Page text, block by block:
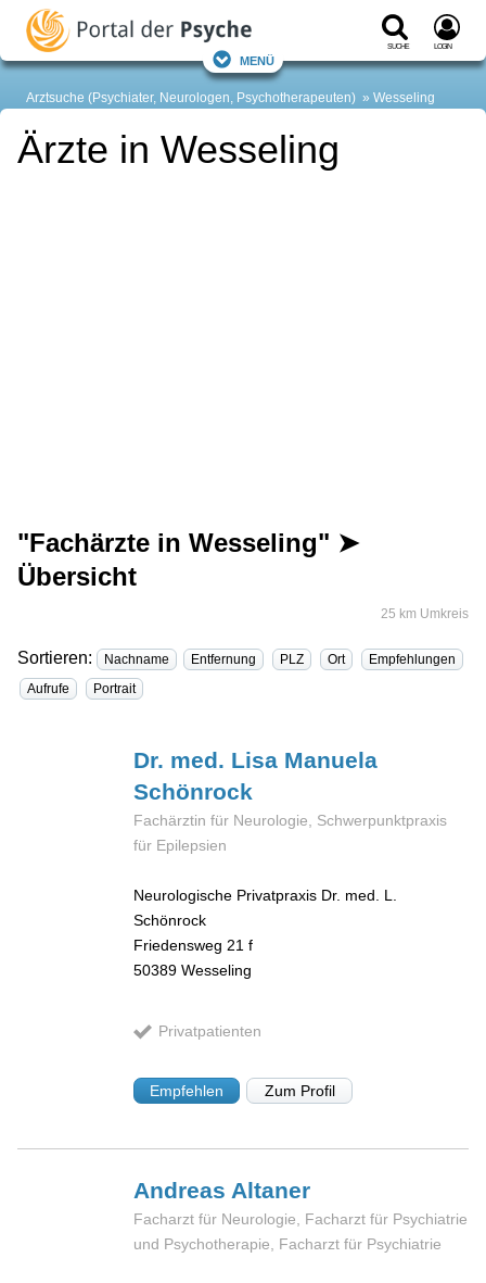
Suche Login
Menü
Arztsuche (Psychiater, Neurologen, Psychotherapeuten) Wesseling
Ärzte in Wesseling
"Fachärzte in Wesseling" ➤
Übersicht
25 km Umkreis
Sortieren: Nachname Entfernung PLZ Ort
Empfehlungen
Aufrufe
Portrait
Dr. med. Lisa Manuela
Schönrock
Fachärztin für Neurologie, Schwerpunktpraxis
für Epilepsien
Neurologische Privatpraxis Dr. med. L.
Schönrock
Friedensweg 21 f
50389 Wesseling
Privatpatienten
Empfehlen Zum Profil
Andreas Altaner
Facharzt für Neurologie, Facharzt für Psychiatrie
und Psychotherapie, Facharzt für Psychiatrie